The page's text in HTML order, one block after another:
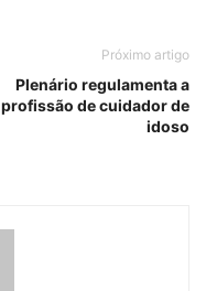
Próximo artigo
Plenário regulamenta a
profissão de cuidador de
idoso